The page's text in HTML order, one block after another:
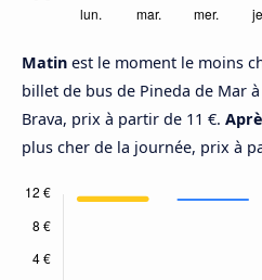
Matin est le moment le moins
billet de bus de Pineda de Mar
Brava, prix à partir de 11 €.
plus cher de la journée, prix à